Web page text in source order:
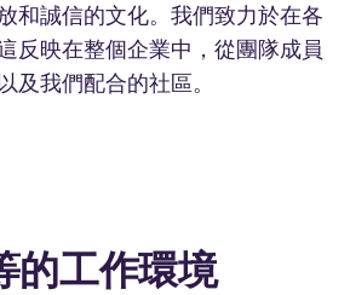
和誠信的文化。我們致力於在各
反映在整個企業中，從團隊成員
及我們配合的社區。
的工作環境